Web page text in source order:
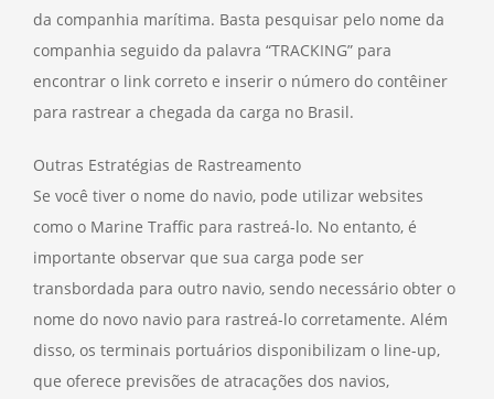
da companhia marítima. Basta pesquisar pelo nome da
companhia seguido da palavra “TRACKING” para
encontrar o link correto e inserir o número do contêiner
para rastrear a chegada da carga no Brasil.
Outras Estratégias de Rastreamento
Se você tiver o nome do navio, pode utilizar websites
como o Marine Traffic para rastreá-lo. No entanto, é
importante observar que sua carga pode ser
transbordada para outro navio, sendo necessário obter o
nome do novo navio para rastreá-lo corretamente. Além
disso, os terminais portuários disponibilizam o line-up,
que oferece previsões de atracações dos navios,